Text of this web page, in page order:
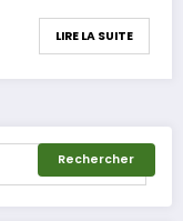
LIRE LA SUITE